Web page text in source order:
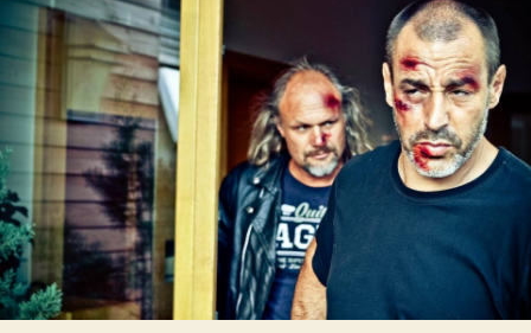
Nejnovější
český
akčňák
je
tu!
Kam